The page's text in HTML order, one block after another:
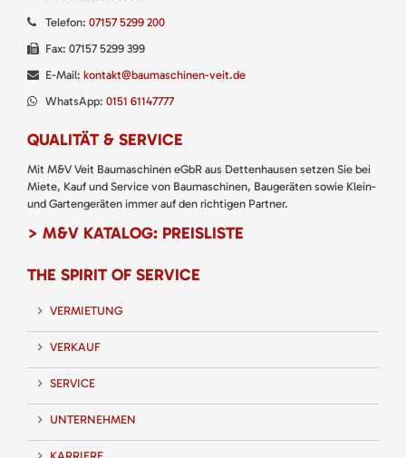
Telefon: 07157 5299 200
Fax: 07157 5299 399
E-Mail: kontakt@baumaschinen-veit.de
WhatsApp: 0151 61147777
QUALITÄT & SERVICE
Mit M&V Veit Baumaschinen eGbR aus Dettenhausen setzen Sie bei
Miete, Kauf und Service von Baumaschinen, Baugeräten sowie Klein-
und Gartengeräten immer auf den richtigen Partner.
> M&V KATALOG: PREISLISTE
THE SPIRIT OF SERVICE
VERMIETUNG
VERKAUF
SERVICE
UNTERNEHMEN